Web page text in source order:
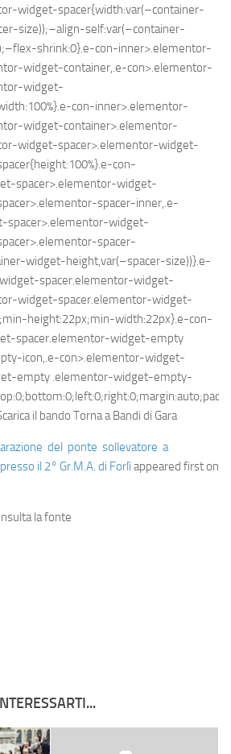
widget-spacer{width:var(–container-
size));–align-self:var(–container-
shrink:0}.e-con-inner>.elementor-
widget-container,.e-con>.elementor-
widget-
con-inner>.elementor-
widget-container>.elementor-
widget-spacer>.elementor-widget-
con-
spacer>.elementor-widget-
spacer-inner,.e-
spacer>.elementor-widget-
spacer-
widget-height,var(–spacer-size))}.e-
spacer.elementor-widget-
widget-spacer.elementor-widget-
height:22px;min-width:22px}.e-con-
spacer.elementor-widget-empty
icon,.e-con>.elementor-widget-
empty .elementor-widget-empty-
il bando Torna a Bandi di Gara
del ponte sollevatore a
il 2° Gr.M.A. di Forlìappeared first on
la fonte